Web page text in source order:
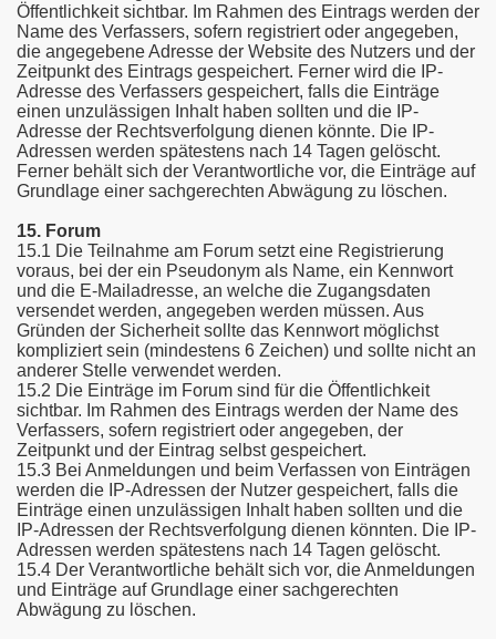
Öffentlichkeit sichtbar. Im Rahmen des Eintrags werden der
Name des Verfassers, sofern registriert oder angegeben,
die angegebene Adresse der Website des Nutzers und der
Zeitpunkt des Eintrags gespeichert. Ferner wird die IP-
Adresse des Verfassers gespeichert, falls die Einträge
einen unzulässigen Inhalt haben sollten und die IP-
Adresse der Rechtsverfolgung dienen könnte. Die IP-
Adressen werden spätestens nach 14 Tagen gelöscht.
Ferner behält sich der Verantwortliche vor, die Einträge auf
Grundlage einer sachgerechten Abwägung zu löschen.
15. Forum
15.1 Die Teilnahme am Forum setzt eine Registrierung
voraus, bei der ein Pseudonym als Name, ein Kennwort
und die E-Mailadresse, an welche die Zugangsdaten
versendet werden, angegeben werden müssen. Aus
Gründen der Sicherheit sollte das Kennwort möglichst
kompliziert sein (mindestens 6 Zeichen) und sollte nicht an
anderer Stelle verwendet werden.
15.2 Die Einträge im Forum sind für die Öffentlichkeit
sichtbar. Im Rahmen des Eintrags werden der Name des
Verfassers, sofern registriert oder angegeben, der
Zeitpunkt und der Eintrag selbst gespeichert.
15.3 Bei Anmeldungen und beim Verfassen von Einträgen
werden die IP-Adressen der Nutzer gespeichert, falls die
Einträge einen unzulässigen Inhalt haben sollten und die
IP-Adressen der Rechtsverfolgung dienen könnten. Die IP-
Adressen werden spätestens nach 14 Tagen gelöscht.
15.4 Der Verantwortliche behält sich vor, die Anmeldungen
und Einträge auf Grundlage einer sachgerechten
Abwägung zu löschen.